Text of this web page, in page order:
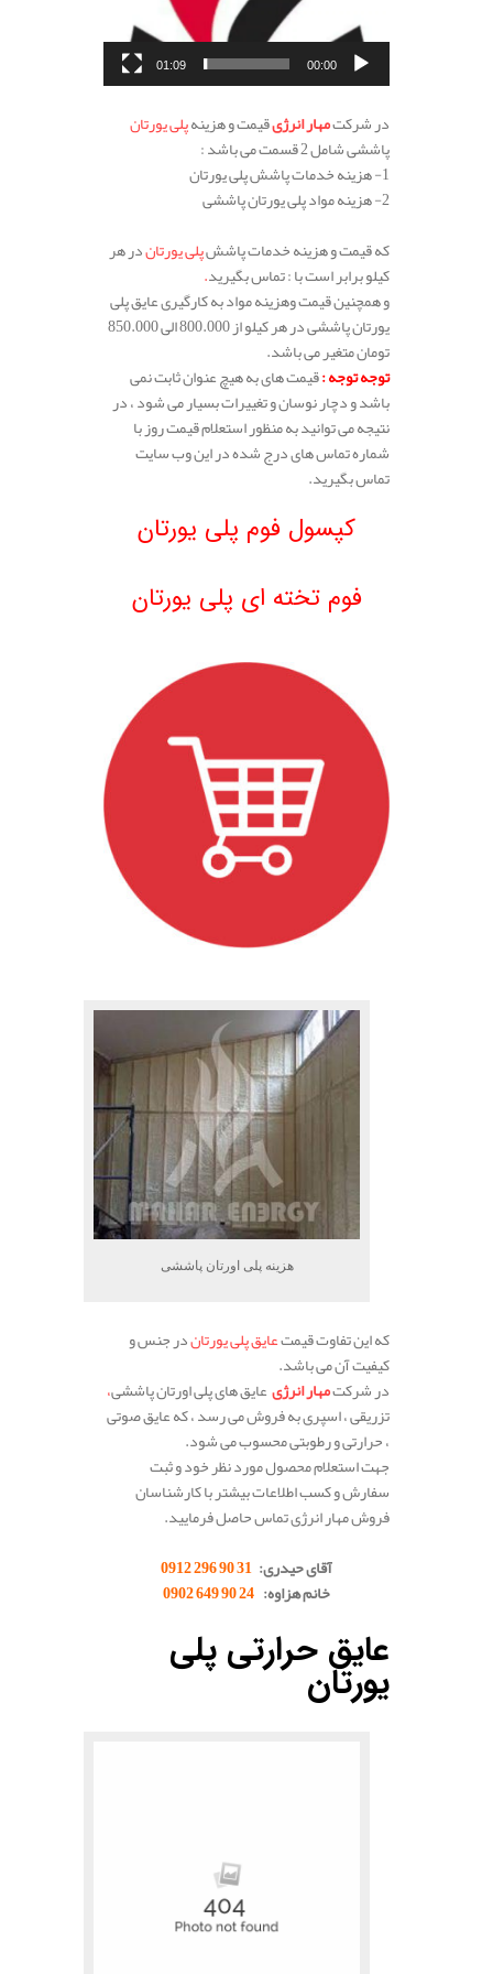
00:00
01:09
در شرکتمهار انرژیقیمت و هزینهپلی یورتان
پاششی شامل 2 قسمت می باشد :
1- هزینه خدمات پاشش پلی یورتان
2- هزینه مواد پلی یورتان پاششی
که قیمت و هزینه خدمات پاششپلی یورتاندر هر
کیلو برابر است با : تماس بگیرید.
و همچنین قیمت وهزینه مواد به کارگیری عایق پلی
یورتان پاششی در هر کیلو از 800.000 الی 850.000
تومان متغیر می باشد.
توجه توجه :قیمت های به هیچ عنوان ثابت نمی
باشد و دچار نوسان و تغییرات بسیار می شود ، در
نتیجه می توانید به منظور استعلام قیمت روز با
شماره تماس های درج شده در این وب سایت
تماس بگیرید.
کپسول فوم پلی یورتان
فوم تخته ای پلی یورتان
هزینه پلی اورتان پاششی
که این تفاوت قیمتعایق پلی یورتاندر جنس و
کیفیت آن می باشد.
در شرکتمهار انرژیعایق های پلی اورتان پاششی،
تزریقی ، اسپری به فروش می رسد ، که عایق صوتی
، حرارتی و رطوبتی محسوب می شود.
جهت استعلام محصول مورد نظر خود و ثبت
سفارش و کسب اطلاعات بیشتر با کارشناسان
فروش مهار انرژی تماس حاصل فرمایید.
آقای حیدری: 31 90 296 0912
خانم هزاوه: 24 90 649 0902
عایق حرارتی پلی
یورتان